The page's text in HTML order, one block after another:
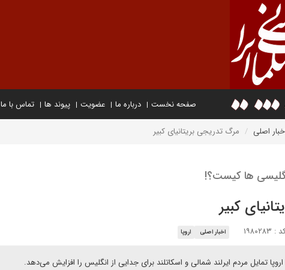
صفحه نخست درباره ما عضویت پیوند ها تماس با ما
اصلی مرگ تدریجی بریتانیای کبیر
ها کیست؟!
کبیر
۱۹۸۰۲۸۳ اخبار اصلی اروپا
تمایل مردم ایرلند شمالی و اسکاتلند برای جدایی از انگلیس را افزایش می‌دهد.